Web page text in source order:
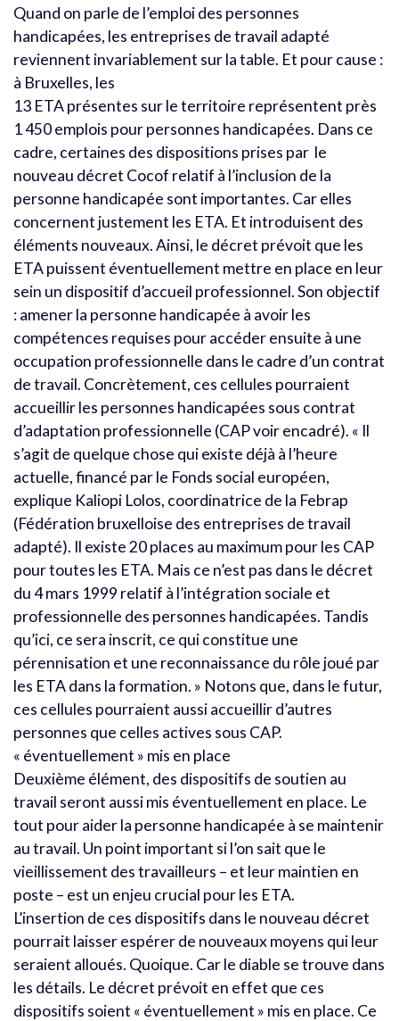
Quand on parle de l’emploi des personnes
handicapées, les entreprises de travail adapté
reviennent invariablement sur la table. Et pour cause :
à Bruxelles, les
13 ETA présentes sur le territoire représentent près
1 450 emplois pour personnes handicapées. Dans ce
cadre, certaines des dispositions prises par le
nouveau décret Cocof relatif à l’inclusion de la
personne handicapée sont importantes. Car elles
concernent justement les ETA. Et introduisent des
éléments nouveaux. Ainsi, le décret prévoit que les
ETA puissent éventuellement mettre en place en leur
sein un dispositif d’accueil professionnel. Son objectif
: amener la personne handicapée à avoir les
compétences requises pour accéder ensuite à une
occupation professionnelle dans le cadre d’un contrat
de travail. Concrètement, ces cellules pourraient
accueillir les personnes handicapées sous contrat
d’adaptation professionnelle (CAP voir encadré). « Il
s’agit de quelque chose qui existe déjà à l’heure
actuelle, financé par le Fonds social européen,
explique Kaliopi Lolos, coordinatrice de la Febrap
(Fédération bruxelloise des entreprises de travail
adapté). Il existe 20 places au maximum pour les CAP
pour toutes les ETA. Mais ce n’est pas dans le décret
du 4 mars 1999 relatif à l’intégration sociale et
professionnelle des personnes handicapées. Tandis
qu’ici, ce sera inscrit, ce qui constitue une
pérennisation et une reconnaissance du rôle joué par
les ETA dans la formation. » Notons que, dans le futur,
ces cellules pourraient aussi accueillir d’autres
personnes que celles actives sous CAP.
« éventuellement » mis en place
Deuxième élément, des dispositifs de soutien au
travail seront aussi mis éventuellement en place. Le
tout pour aider la personne handicapée à se maintenir
au travail. Un point important si l’on sait que le
vieillissement des travailleurs – et leur maintien en
poste – est un enjeu crucial pour les ETA.
L’insertion de ces dispositifs dans le nouveau décret
pourrait laisser espérer de nouveaux moyens qui leur
seraient alloués. Quoique. Car le diable se trouve dans
les détails. Le décret prévoit en effet que ces
dispositifs soient « éventuellement » mis en place. Ce